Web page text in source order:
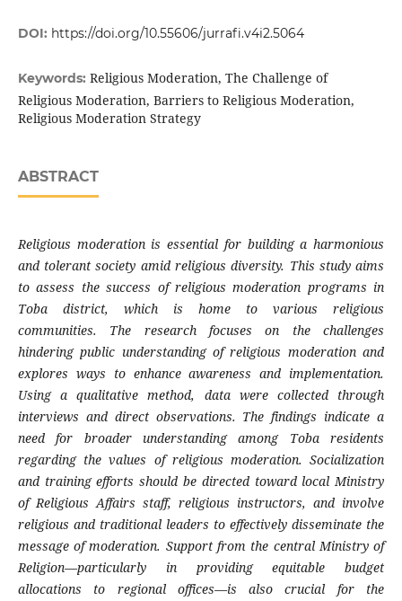
DOI: https://doi.org/10.55606/jurrafi.v4i2.5064
Keywords: Religious Moderation, The Challenge of
Religious Moderation, Barriers to Religious Moderation,
Religious Moderation Strategy
ABSTRACT
Religious moderation is essential for building a harmonious
and tolerant society amid religious diversity. This study aims
to assess the success of religious moderation programs in
Toba district, which is home to various religious
communities. The research focuses on the challenges
hindering public understanding of religious moderation and
explores ways to enhance awareness and implementation.
Using a qualitative method, data were collected through
interviews and direct observations. The findings indicate a
need for broader understanding among Toba residents
regarding the values of religious moderation. Socialization
and training efforts should be directed toward local Ministry
of Religious Affairs staff, religious instructors, and involve
religious and traditional leaders to effectively disseminate the
message of moderation. Support from the central Ministry of
Religion—particularly in providing equitable budget
allocations to regional offices—is also crucial for the